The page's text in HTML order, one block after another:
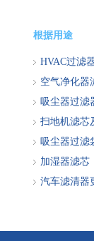
根据用途
HVAC过滤
空气净化器
吸尘器过滤
扫地机滤芯
吸尘器过滤
加湿器滤芯
汽车滤清器